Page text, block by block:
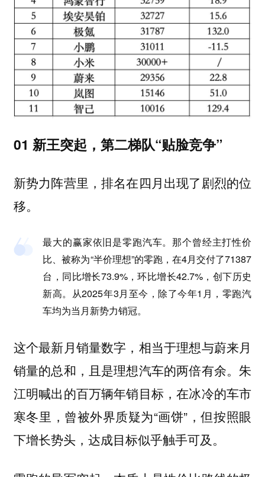
01 新王突起，第二梯队“贴脸竞争”
新势力阵营里，排名在四月出现了剧烈的位
移。
最大的赢家依旧是零跑汽车。那个曾经主打性价
比、被称为“半价理想”的零跑，在4月交付了71387
台，同比增长73.9%，环比增长42.7%，创下历史
新高。从2025年3月至今，除了今年1月，零跑汽
车均为当月新势力销冠。
这个最新月销量数字，相当于理想与蔚来月
销量的总和，且是理想汽车的两倍有余。朱
江明喊出的百万辆年销目标，在冰冷的车市
寒冬里，曾被外界质疑为“画饼”，但按照眼
下增长势头，达成目标似乎触手可及。